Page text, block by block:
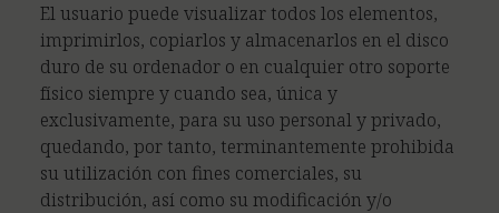
El usuario puede visualizar todos los elementos,
imprimirlos, copiarlos y almacenarlos en el disco
duro de su ordenador o en cualquier otro soporte
físico siempre y cuando sea, única y
exclusivamente, para su uso personal y privado,
quedando, por tanto, terminantemente prohibida
su utilización con fines comerciales, su
distribución, así como su modificación y/o